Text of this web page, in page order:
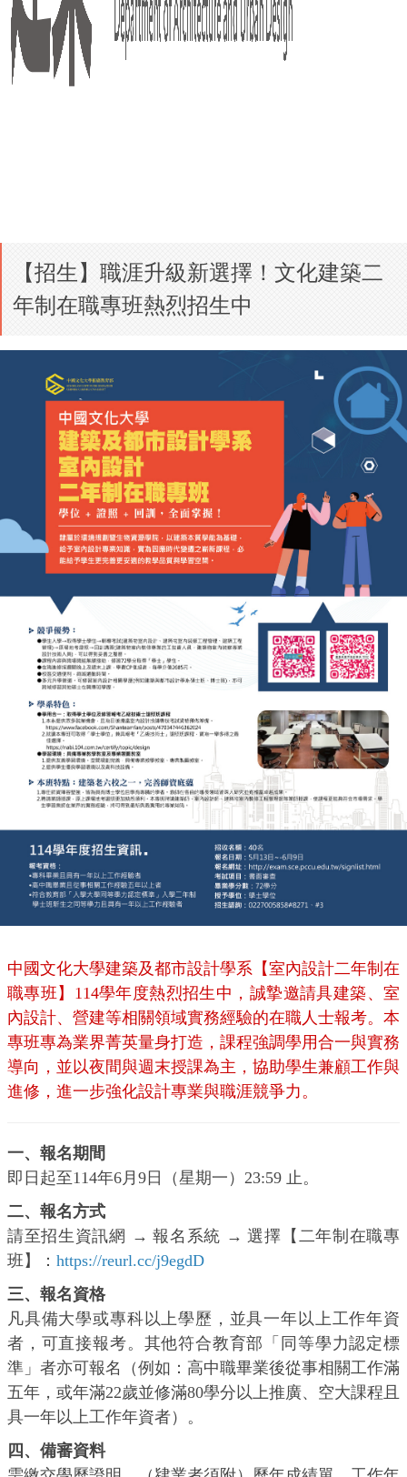
【招生】職涯升級新選擇！文化建築二
年制在職專班熱烈招生中
中國文化大學建築及都市設計學系【室內設計二年制在
職專班】114學年度熱烈招生中，誠摯邀請具建築、室
內設計、營建等相關領域實務經驗的在職人士報考。本
專班專為業界菁英量身打造，課程強調學用合一與實務
導向，並以夜間與週末授課為主，協助學生兼顧工作與
進修，進一步強化設計專業與職涯競爭力。
一、報名期間
即日起至114年6月9日（星期一）23:59 止。
二、報名方式
請至招生資訊網 → 報名系統 → 選擇【二年制在職專
班】： https://reurl.cc/j9egdD
三、報名資格
凡具備大學或專科以上學歷，並具一年以上工作年資
者，可直接報考。其他符合教育部「同等學力認定標
準」者亦可報名（例如：高中職畢業後從事相關工作滿
五年，或年滿22歲並修滿80學分以上推廣、空大課程且
具一年以上工作年資者）。
四、備審資料